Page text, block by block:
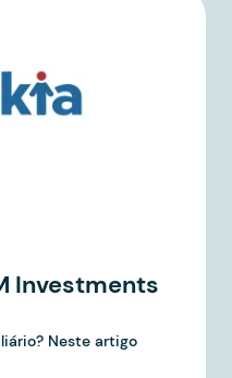
Investments
Neste artigo